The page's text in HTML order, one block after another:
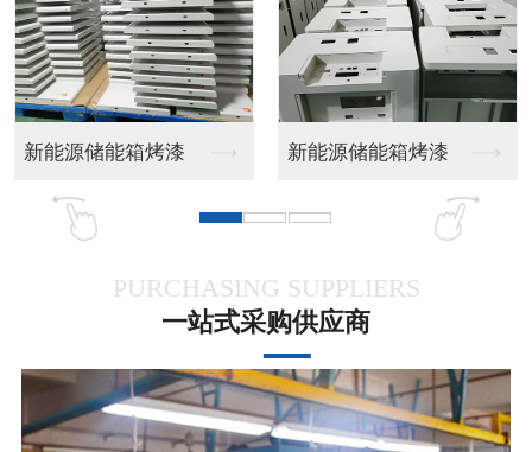
机柜喷涂 机柜喷涂
PURCHASING SUPPLIERS
一站式采购供应商